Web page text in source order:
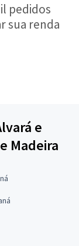
pedidos
sua renda
e
Madeira